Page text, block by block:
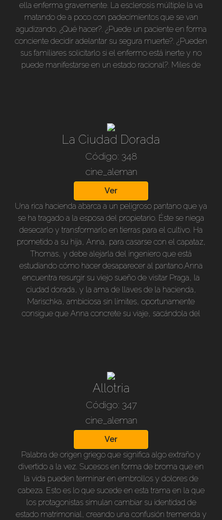
ella enferma gravemente. La esclerosis múltiple la va
matando de a poco con padecimientos que se van
agudizando. ¿Qué hacer?. ¿Puede un paciente en forma
conciente decidir adelantar su segura muerte?. ¿Pueden
sus familiares solicitarlo si el enfermo está inerte y no
puede manifestarse en un estado racional?. Miles de
sobre la determinación drástica de un enfermo
terminal?. Desde luego que si. La trama atrapante y las
excelentemente construido, nos acerca a la reflexión
sobre el tema. Dirección: Wolfgang Liebeneiner.
Intérpretes: Heidemaria Hatheyer, Paul Hartmann,
Mathias Wieman, Charlotte Thiele, Harald Paulsen, y
otros. 1941. B/n, subtítulos en nuestro idioma. Duración:
125 min.
La Ciudad Dorada
Código: 348
cine_aleman
Ver
Una rica hacienda abarca a un peligroso pantano que ya
se ha tragado a la esposa del propietario. Éste se niega
desecarlo y transformarlo en tierras para el cultivo. Ha
prometido a su hija, Anna, para casarse con el capataz,
Thomas, y debe alejarla del ingeniero que está
estudiando cómo hacer desaparecer al pantano.Anna
encuentra resurgir su viejo sueño de visitar Praga, la
ciudad dorada, y la ama de llaves de la hacienda,
Marischka, ambiciosa sin límites, oportunamente
consigue que Anna concrete su viaje, sacándola del
la empujan hacia un trágico final. Excelentes
actuaciones, maravillosa fotografía.1942. Color,
Harlan.Actúan entre otros: Kristina Söderbaum, Eugen
Klöpfer, Annie rosar, Paul Klinger, Kurt Meisel, Rudolf
Prack, Liselotte Schreiner.
Allotria
Código: 347
cine_aleman
Ver
Palabra de origen griego que significa algo extraño y
divertido a la vez. Sucesos en forma de broma que en
la vida pueden terminar en embrollos y dolores de
cabeza. Esto es lo que sucede en esta trama en la que
los protagonistas simulan cambiar su identidad de
estado matrimonial, creando una confusión tremenda y